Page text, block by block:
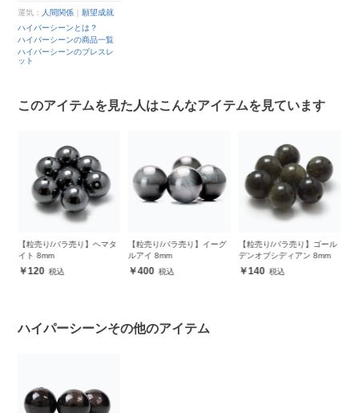
運気： 人間関係
願望成就
ハイパーシーンとは？
ハイパーシーンの商品一覧
ハイパーシーンのブレスレ
ット
このアイテムを見た人はこんなアイテムを見ています
り/バラ売り】ヘマタ
8mm
【粒売り/バラ売り】イーグ
ルアイ 8mm
【粒売り/バラ売り】ゴール
デンオブシディアン 8mm
【粒売り/バ
ーシーン
ハイパーシーンその他のアイテム